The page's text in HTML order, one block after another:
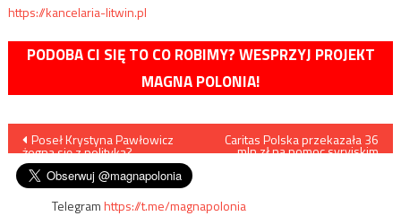
https://kancelaria-litwin.pl
PODOBA CI SIĘ TO CO ROBIMY? WESPRZYJ PROJEKT
MAGNA POLONIA!
Nawigacja
wpisu
Poseł Krystyna Pawłowicz
żegna się z polityką?
Caritas Polska przekazała 36
mln zł na pomoc syryjskim
Telegramhttps://t.me/magnapolonia